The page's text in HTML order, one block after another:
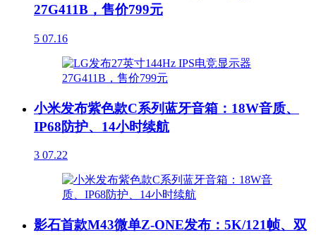
27G411B，售价799元
5 07.16
小米发布紫色款C系列蓝牙音箱：18W音质、
IP68防护、14小时续航
3 07.22
影石首款M43微单Z-ONE发布：5K/121帧、双